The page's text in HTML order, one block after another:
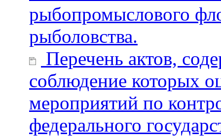
рыбопромыслового
рыболовства.
Перечень актов,
соблюдение которых
мероприятий по
федерального